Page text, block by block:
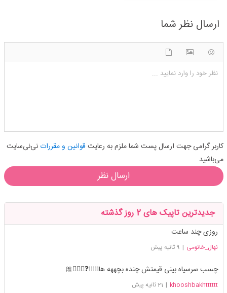
ارسال نظر شما
نظر خود را وارد نمایید ...
کاربر گرامی جهت ارسال پست شما ملزم به رعایت قوانین و مقرراتنی‌نی‌سایت
می‌باشید
ارسال نظر
جدیدترین تاپیک های 2 روز گذشته
روزی چند ساعت
نهال_خانومی | 9 ثانیه پیش
چسب سرسیاه بینی قیمتش چنده بچههه هاااااا❓🚶🏼‍♀️🎀
khooshbakhtttttt
| 21 ثانیه پیش